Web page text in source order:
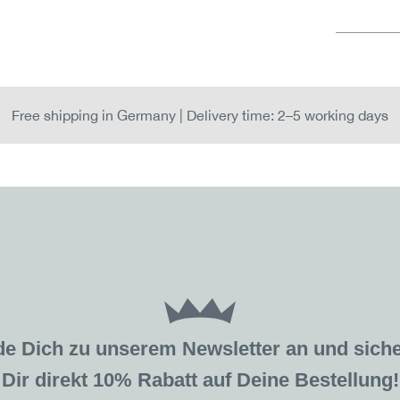
Free shipping in Germany | Delivery time: 2–5 working days
Dich zu unserem Newsletter an und
Dir direkt 10% Rabatt auf Deine Bestellung!